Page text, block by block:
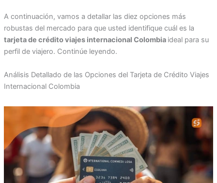
A continuación, vamos a detallar las diez opciones más
robustas del mercado para que usted identifique cuál es la
tarjeta de crédito viajes internacional Colombia ideal para su
perfil de viajero. Continúe leyendo.
Análisis Detallado de las Opciones del Tarjeta de Crédito Viajes
Internacional Colombia